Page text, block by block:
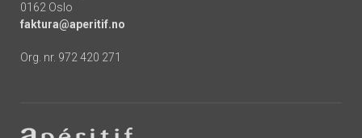
0162 Oslo
faktura@aperitif.no
Org. nr. 972 420 271